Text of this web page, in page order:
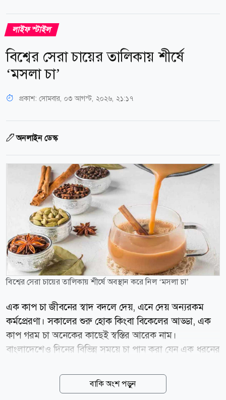
লাইফ স্টাইল
বিশ্বের সেরা চায়ের তালিকায় শীর্ষে
‘মসলা চা’
প্রকাশ: সোমবার, ০৩ আগস্ট, ২০২৬, ২১:১৭
অনলাইন ডেস্ক
বিশ্বের সেরা চায়ের তালিকায় শীর্ষে অবস্থান করে নিল ‘মসলা চা’
এক কাপ চা জীবনের স্বাদ বদলে দেয়, এনে দেয় অন্যরকম
কর্মপ্রেরণা। সকালের শুরু হোক কিংবা বিকেলের আড্ডা, এক
কাপ গরম চা অনেকের কাছেই স্বস্তির আরেক নাম।
বাংলাদেশেও দিনের বিভিন্ন সময়ে চা পান করা যেন এক ধরনের
খাবারবিষয়ক গাইড টেস্টঅ্যাটলাস বিশ্বের সেরা ১০০ চায়ের
তালিকায় মসলা চাকে প্রথম স্থান দিয়েছে। ইন্ডিয়া টুডের এক
বাকি অংশ পড়ুন